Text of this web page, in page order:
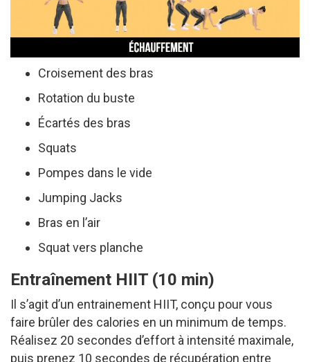
Croisement des bras
Rotation du buste
Écartés des bras
Squats
Pompes dans le vide
Jumping Jacks
Bras en l’air
Squat vers planche
Entraînement HIIT (10 min)
Il s’agit d’un entrainement HIIT, conçu pour vous
faire brûler des calories en un minimum de temps.
Réalisez 20 secondes d’effort à intensité maximale,
puis prenez 10 secondes de récupération entre